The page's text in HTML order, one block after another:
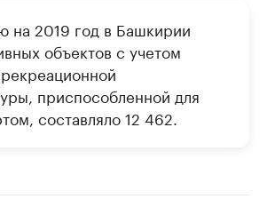
на 2019 год в Башкирии
объектов с учетом
приспособленной для
составляло 12 462.